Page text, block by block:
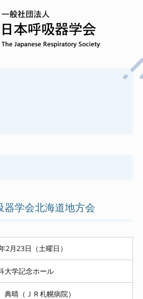
器学会北海道地方会
2月23日（土曜日）
大学記念ホール
晴（ＪＲ札幌病院）